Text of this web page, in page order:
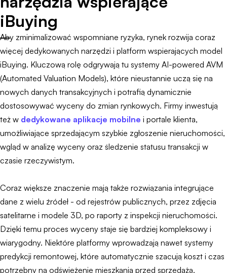
iBuying
Aby zminimalizować wspomniane ryzyka, rynek rozwija coraz
więcej dedykowanych narzędzi i platform wspierających model
iBuying. Kluczową rolę odgrywają tu systemy AI-powered AVM
(Automated Valuation Models), które nieustannie uczą się na
nowych danych transakcyjnych i potrafią dynamicznie
dostosowywać wyceny do zmian rynkowych. Firmy inwestują
też w dedykowane aplikacje mobilne i portale klienta,
umożliwiające sprzedającym szybkie zgłoszenie nieruchomości,
wgląd w analizę wyceny oraz śledzenie statusu transakcji w
czasie rzeczywistym.
Coraz większe znaczenie mają także rozwiązania integrujące
dane z wielu źródeł - od rejestrów publicznych, przez zdjęcia
satelitarne i modele 3D, po raporty z inspekcji nieruchomości.
Dzięki temu proces wyceny staje się bardziej kompleksowy i
wiarygodny. Niektóre platformy wprowadzają nawet systemy
predykcji remontowej, które automatycznie szacują koszt i czas
potrzebny na odświeżenie mieszkania przed sprzedażą.